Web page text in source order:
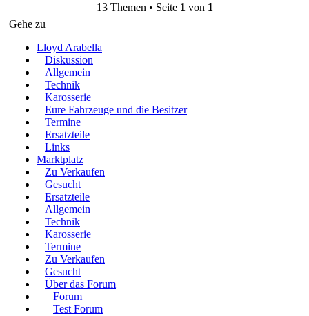
13 Themen • Seite 1 von 1
Gehe zu
Lloyd Arabella
Diskussion
Allgemein
Technik
Karosserie
Eure Fahrzeuge und die Besitzer
Termine
Ersatzteile
Links
Marktplatz
Zu Verkaufen
Gesucht
Ersatzteile
Allgemein
Technik
Karosserie
Termine
Zu Verkaufen
Gesucht
Über das Forum
Forum
Test Forum